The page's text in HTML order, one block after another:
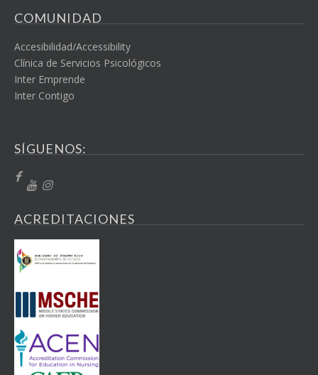
COMUNIDAD
Accesibilidad/Accessibility
Clínica de Servicios Psicológicos
Inter Emprende
Inter Contigo
SÍGUENOS:
ACREDITACIONES